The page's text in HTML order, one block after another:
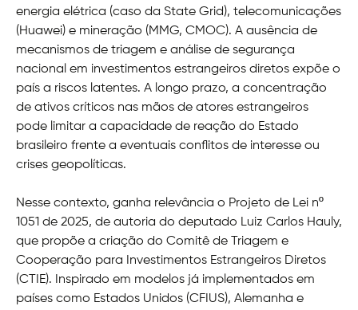
energia elétrica (caso da State Grid), telecomunicações
(Huawei) e mineração (MMG, CMOC). A ausência de
mecanismos de triagem e análise de segurança
nacional em investimentos estrangeiros diretos expõe o
país a riscos latentes. A longo prazo, a concentração
de ativos críticos nas mãos de atores estrangeiros
pode limitar a capacidade de reação do Estado
brasileiro frente a eventuais conflitos de interesse ou
crises geopolíticas.
Nesse contexto, ganha relevância o Projeto de Lei nº
1051 de 2025, de autoria do deputado Luiz Carlos Hauly,
que propõe a criação do Comitê de Triagem e
Cooperação para Investimentos Estrangeiros Diretos
(CTIE). Inspirado em modelos já implementados em
países como Estados Unidos (CFIUS), Alemanha e